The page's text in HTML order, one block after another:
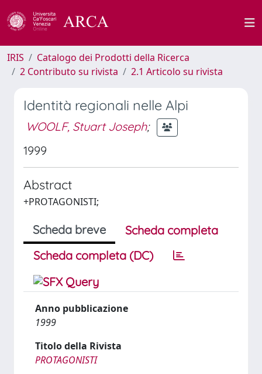
IRIS
Catalogo dei Prodotti della Ricerca
2 Contributo su rivista
2.1 Articolo su rivista
Identità regionali nelle Alpi
WOOLF, Stuart Joseph;
1999
Abstract
+PROTAGONISTI;
Scheda breve
Scheda completa
Scheda completa (DC)
Anno pubblicazione
1999
Titolo della Rivista
PROTAGONISTI